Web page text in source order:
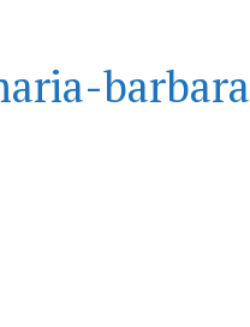
barbara